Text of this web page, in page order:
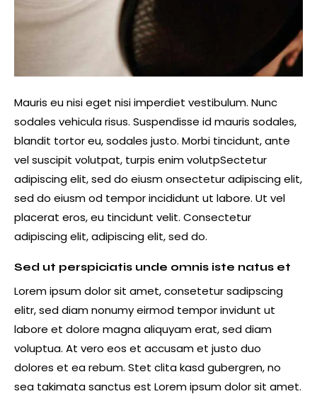
Mauris eu nisi eget nisi imperdiet vestibulum. Nunc
sodales vehicula risus. Suspendisse id mauris sodales,
blandit tortor eu, sodales justo. Morbi tincidunt, ante
vel suscipit volutpat, turpis enim volutpSectetur
adipiscing elit, sed do eiusm onsectetur adipiscing elit,
sed do eiusm od tempor incididunt ut labore. Ut vel
placerat eros, eu tincidunt velit. Consectetur
adipiscing elit, adipiscing elit, sed do.
Sed ut perspiciatis unde omnis iste natus et
Lorem ipsum dolor sit amet, consetetur sadipscing
elitr, sed diam nonumy eirmod tempor invidunt ut
labore et dolore magna aliquyam erat, sed diam
voluptua. At vero eos et accusam et justo duo
dolores et ea rebum. Stet clita kasd gubergren, no
sea takimata sanctus est Lorem ipsum dolor sit amet.